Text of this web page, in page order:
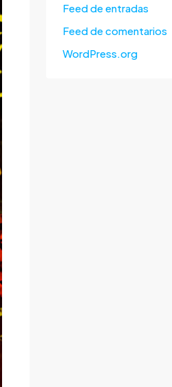
Feed de entradas
Feed de comentarios
WordPress.org